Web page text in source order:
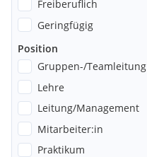
Freiberuflich
Geringfügig
Position
Gruppen-/Teamleitung
Lehre
Leitung/Management
Mitarbeiter:in
Praktikum